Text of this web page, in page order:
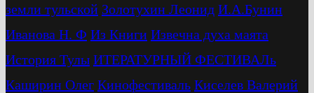
земли тульской Золотухин Леонид И.А.Бунин
Иванова Н. Ф Из Книги Извечна духа маята
История Тулы ИТЕРАТУРНЫЙ ФЕСТИВАЛь
Каширин Олег Кинофестиваль Киселев Валерий